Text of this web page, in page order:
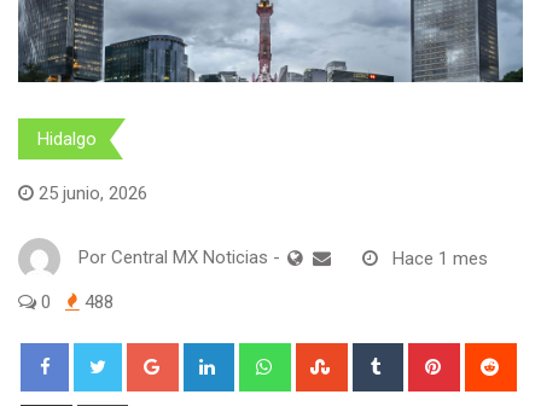
Hidalgo
25 junio, 2026
Por Central MX Noticias - Hace 1 mes
0 488
Google+ LinkedIn WhatsappStumbleUpon
Tumblr Pinterest